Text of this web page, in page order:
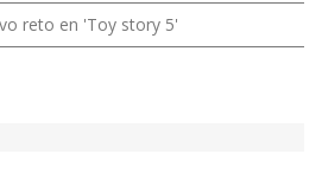
reto en 'Toy story 5'